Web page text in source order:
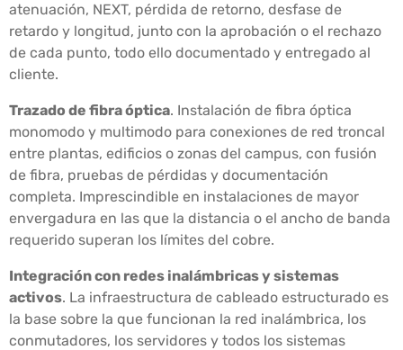
atenuación, NEXT, pérdida de retorno, desfase de
retardo y longitud, junto con la aprobación o el rechazo
de cada punto, todo ello documentado y entregado al
cliente.
Trazado de fibra óptica. Instalación de fibra óptica
monomodo y multimodo para conexiones de red troncal
entre plantas, edificios o zonas del campus, con fusión
de fibra, pruebas de pérdidas y documentación
completa. Imprescindible en instalaciones de mayor
envergadura en las que la distancia o el ancho de banda
requerido superan los límites del cobre.
Integración con redes inalámbricas y sistemas
activos. La infraestructura de cableado estructurado es
la base sobre la que funcionan la red inalámbrica, los
conmutadores, los servidores y todos los sistemas